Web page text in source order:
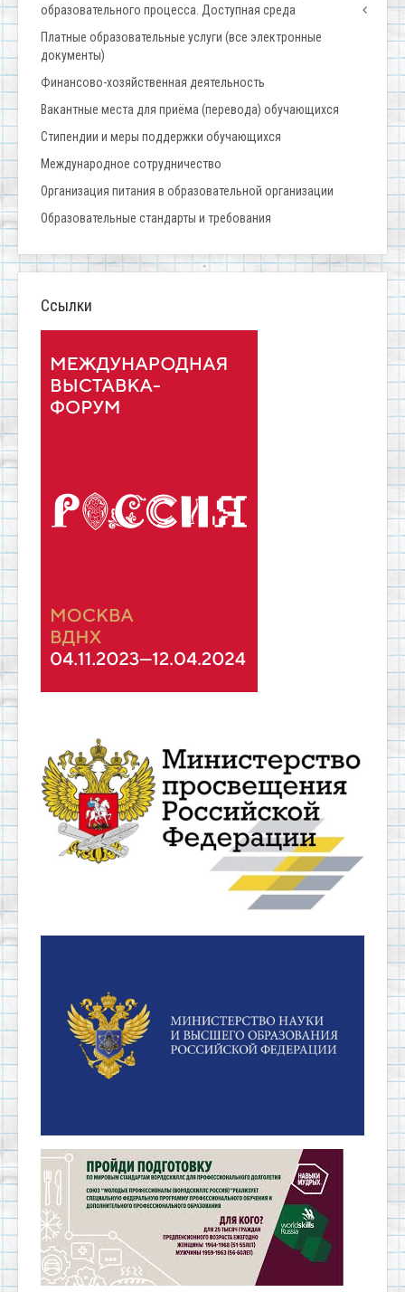
образовательного процесса. Доступная среда
Платные образовательные услуги (все электронные
документы)
Финансово-хозяйственная деятельность
Вакантные места для приёма (перевода) обучающихся
Стипендии и меры поддержки обучающихся
Международное сотрудничество
Организация питания в образовательной организации
Образовательные стандарты и требования
Ссылки